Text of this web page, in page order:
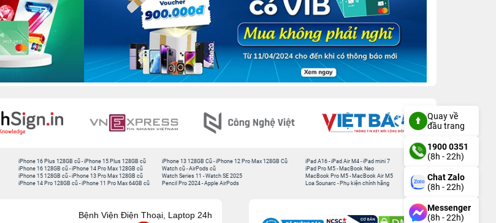
iPhone 16 Plus 128GB cũ -iPhone 15 Plus 128GB cũ
iPhone 16 128GB cũ -iPhone 14 Pro Max 128GB cũ
iPhone 15 128GB cũ -iPhone 13 Pro Max 128GB cũ
iPhone 14 Pro 128GB cũ -iPhone 11 Pro Max 64GB cũ
iPhone 13 128GB Cũ -iPhone 12 Pro Max 128GB Cũ
Watch cũ -AirPods cũ
Watch Series 11 -Watch SE 2025
Pencil Pro 2024 -Apple AirPods
iPad A16 -iPad Air M4 -iPad mini 7
iPad Pro M5 - MacBook Neo
MacBook Pro M5 - MacBook Air M5
Loa Sounarc - Phụ kiện chính hãng
Bệnh Viện Điện Thoại, Laptop 24h
Quay về
đầu trang
1900 0351
(8h - 22h)
Chat Zalo
(8h - 22h)
Messenger
(8h - 22h)